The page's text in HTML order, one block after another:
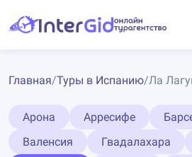
Главная/Туры в Испанию/Ла
Арона Арресифе
Валенсия
Гвадалахара